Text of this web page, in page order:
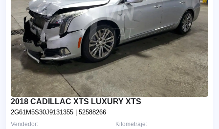
2018 CADILLAC XTS LUXURY XTS
2G61M5S30J9131355 | 52588266
Kilometraje:
Vendedor: